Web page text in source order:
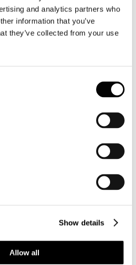
and analytics partners who
information that you’ve
they’ve collected from your use
Show details
Allow all
Roma
2021